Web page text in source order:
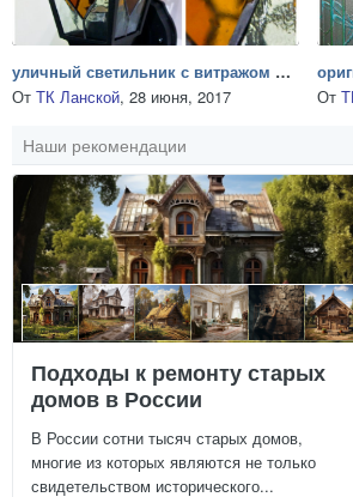
уличный светильник с витражом в ТК Ланской
От ТК Ланской, 28 июня, 2017 От
Наши рекомендации
Подходы к ремонту старых
домов в России
В России сотни тысяч старых домов,
многие из которых являются не только
свидетельством исторического...